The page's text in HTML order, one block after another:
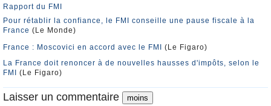
Rapport du FMI
Pour rétablir la confiance, le FMI conseille une pause fiscale à la
France (Le Monde)
France : Moscovici en accord avec le FMI
(Le Figaro)
La France doit renoncer à de nouvelles hausses d'impôts, selon le
FMI
(Le Figaro)
Laisser un commentaire